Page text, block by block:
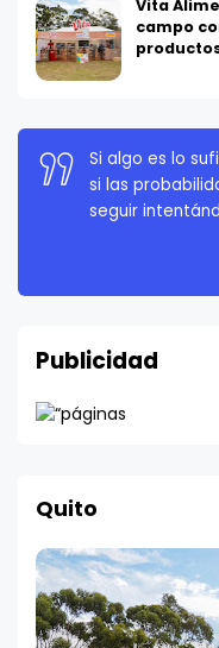
Vita
campo
Si algo es lo
si las
seguir
La persistencia
rendirte a
Publicidad
Quito